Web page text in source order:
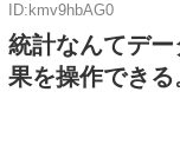
ID:kmv9hbAG0
統計なんてデ
果を操作できる